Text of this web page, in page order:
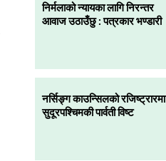
निर्मलाको न्यायका लागि निरन्तर
आवाज उठाउँछु : पत्रकार भण्डारी
नर्सिङ्ग काउन्सिलको रजिष्ट्रारमा
सुदूरपश्चिमकी पार्वती विष्ट